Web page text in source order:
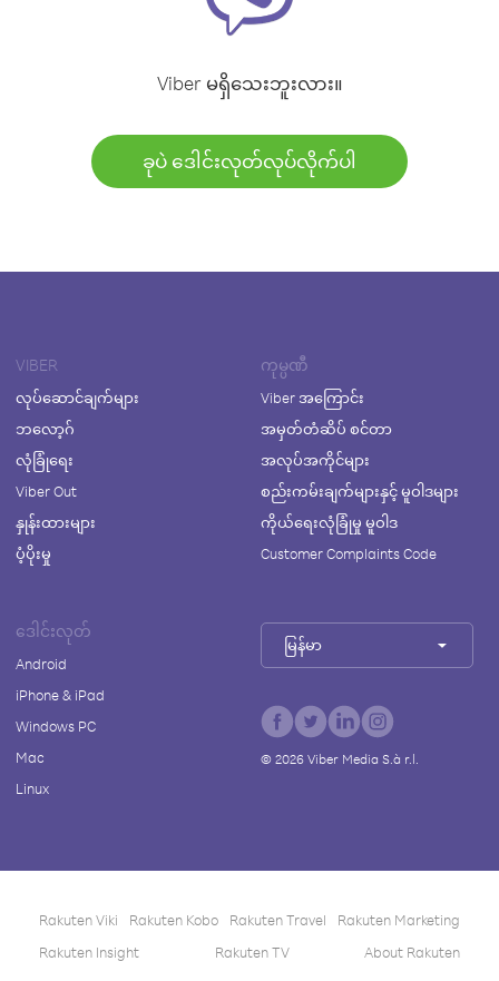
Viber မရှိသေးဘူးလား။
ခုပဲ ဒေါင်းလုတ်လုပ်လိုက်ပါ
VIBER
လုပ်ဆောင်ချက်များ
ဘလော့ဂ်
လုံခြုံရေး
Viber Out
နှုန်းထားများ
ပံ့ပိုးမှု
ကုမ္ပဏီ
Viber အကြောင်း
အမှတ်တံဆိပ် စင်တာ
အလုပ်အကိုင်များ
စည်းကမ်းချက်များနှင့် မူဝါဒများ
ကိုယ်ရေးလုံခြုံမှု မူဝါဒ
Customer Complaints Code
ဒေါင်းလုတ်
Android
iPhone & iPad
Windows PC
Mac
Linux
မြန်မာ
© 2026Viber Media S.à r.l.
Rakuten Viki Rakuten Kobo Rakuten Travel
Rakuten Marketing
Rakuten Insight
Rakuten TV About Rakuten